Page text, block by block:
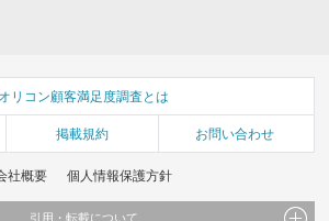
オリコン顧客満足度調査とは
掲載規約 お問い合わせ
社概要 個人情報保護方針
引用・転載について